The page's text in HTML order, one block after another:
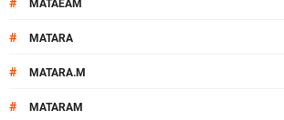
MATAEAM
# MATARA
# MATARA.M
# MATARAM